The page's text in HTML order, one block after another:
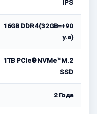
IPS
16GB DDR4 (32GB=+90
у.е)
1TB PCIe® NVMe™ M.2
SSD
2 Года